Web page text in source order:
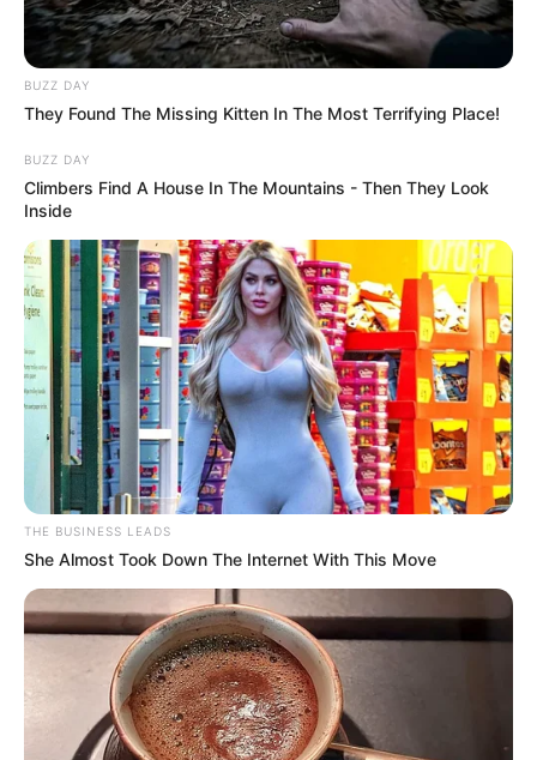
5. Gemartravelingke tempat-tempat seru, seperti ke Jepang
(foto: instagram/amelalvireal)
BUZZ DAY
They Found The Missing Kitten In The Most Terrifying Place!
BUZZ DAY
Climbers Find A House In The Mountains - Then They Look
Inside
THE BUSINESS LEADS
She Almost Took Down The Internet With This Move